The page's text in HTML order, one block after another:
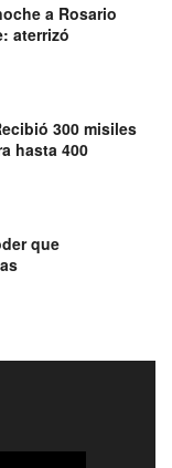
a Rosario
aterrizó
300 misiles
hasta 400
que